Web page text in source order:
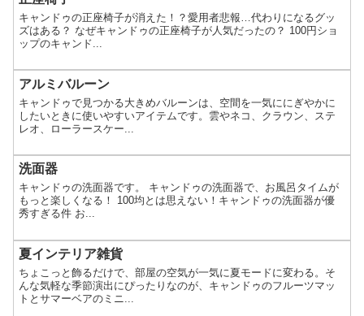
キャンドゥの正座椅子が消えた！？愛用者悲報…代わりになるグッ
ズはある？ なぜキャンドゥの正座椅子が人気だったの？ 100円ショ
ップのキャンド...
アルミバルーン
キャンドゥで見つかる大きめバルーンは、空間を一気ににぎやかに
したいときに使いやすいアイテムです。雲やネコ、クラウン、ステ
レオ、ローラースケー...
洗面器
キャンドゥの洗面器です。 キャンドゥの洗面器で、お風呂タイムが
もっと楽しくなる！ 100均とは思えない！キャンドゥの洗面器が優
秀すぎる件 お...
夏インテリア雑貨
ちょこっと飾るだけで、部屋の空気が一気に夏モードに変わる。そ
んな気軽な季節演出にぴったりなのが、キャンドゥのフルーツマッ
トとサマーベアのミニ...